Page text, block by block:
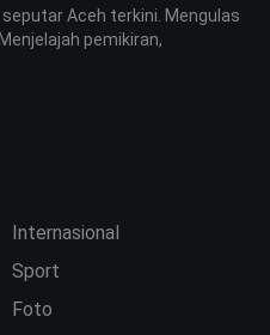
Aceh terkini. Mengulas
pemikiran,
Internasional
Sport
Foto